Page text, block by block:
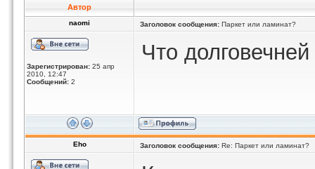
Автор
naomi Заголовок сообщения: Паркет или ламинат?
Зарегистрирован: 25 апр
2010, 12:47
Сообщений: 2
Что
Eho Заголовок сообщения: Re: Паркет или ламинат?